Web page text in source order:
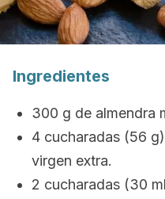
Ingredientes
300 g de almendra
4 cucharadas (56
virgen extra.
2 cucharadas (30